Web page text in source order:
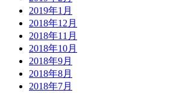
2019年1月
2018年12月
2018年11月
2018年10月
2018年9月
2018年8月
2018年7月